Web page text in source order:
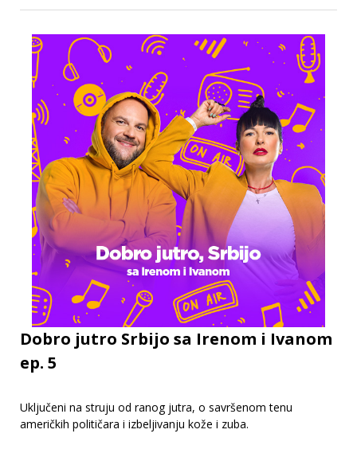
Dobro jutro Srbijo sa Irenom i Ivanom
ep. 5
Uključeni na struju od ranog jutra, o savršenom tenu
američkih političara i izbeljivanju kože i zuba.